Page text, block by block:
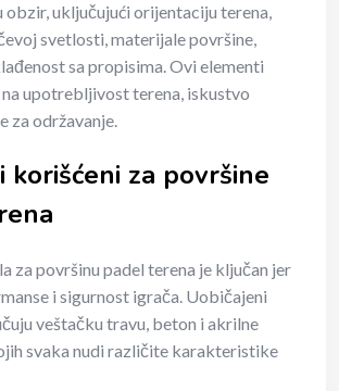
obzir, uključujući orijentaciju terena,
svetlosti, materijale površine,
sa propisima. Ovi elementi
upotrebljivost terena, iskustvo
za održavanje.
korišćeni za površine
za površinu padel terena je ključan jer
i sigurnost igrača. Uobičajeni
veštačku travu, beton i akrilne
svaka nudi različite karakteristike